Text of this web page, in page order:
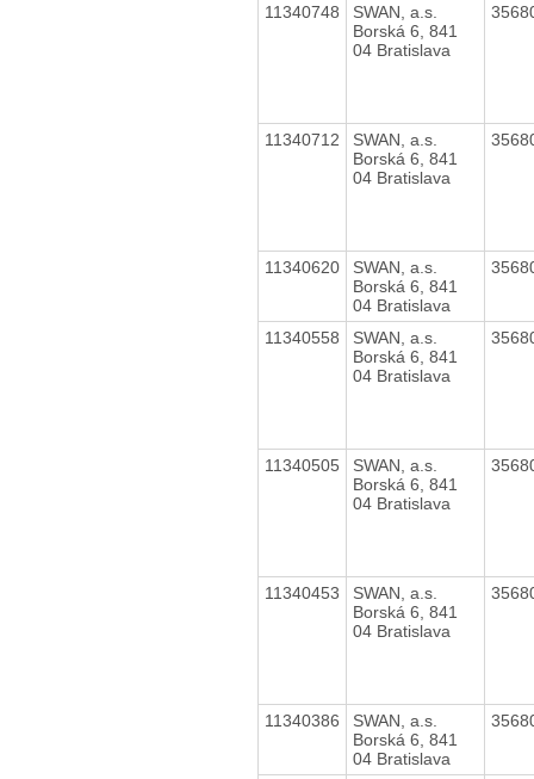
11340748
SWAN, a.s.
Borská 6, 841
04 Bratislava
11340712
SWAN, a.s.
Borská 6, 841
04 Bratislava
11340620
SWAN, a.s.
Borská 6, 841
04 Bratislava
11340558
SWAN, a.s.
Borská 6, 841
04 Bratislava
11340505
SWAN, a.s.
Borská 6, 841
04 Bratislava
11340453
SWAN, a.s.
Borská 6, 841
04 Bratislava
11340386
SWAN, a.s.
Borská 6, 841
04 Bratislava